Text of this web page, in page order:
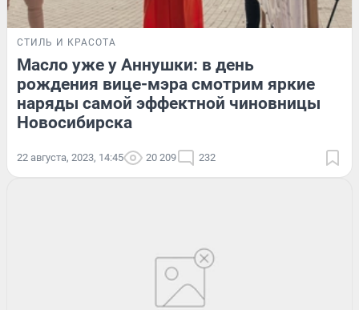
СТИЛЬ И КРАСОТА
Масло уже у Аннушки: в день
рождения вице-мэра смотрим яркие
наряды самой эффектной чиновницы
Новосибирска
22 августа, 2023, 14:45 20 209 232